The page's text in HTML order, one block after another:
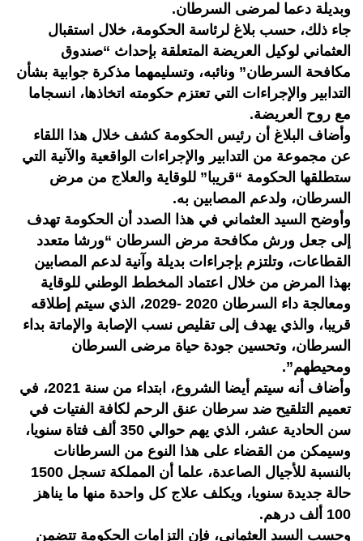
وبديلة دعما لمرضى السرطان.
جاء ذلك، حسب بلاغ لرئاسة الحكومة، خلال استقبال
العثماني لوكيل العريضة المتعلقة بإحداث “صندوق
مكافحة السرطان” ونائبه، وتسليمهما مذكرة جوابية بشأن
التدابير والإجراءات التي تعتزم حكومته اتخاذها، انسجاما
مع روح العريضة.
وأضاف البلاغ أن رئيس الحكومة كشف خلال هذا اللقاء
عن مجموعة من التدابير والإجراءات الواقعية والآنية التي
ستطلقها الحكومة “قريبا” للوقاية والعلاج من مرض
السرطان، ولدعم المصابين به.
وأوضح السيد العثماني في هذا الصدد أن الحكومة تهدف
إلى جعل ورش مكافحة مرض السرطان “ورشا متعدد
القطاعات، وتلتزم بإجراءات بديلة وآنية لدعم المصابين
بهذا المرض من خلال اعتماد المخطط الوطني للوقاية
ومعالجة داء السرطان 2020 -2029، الذي سيتم إطلاقه
قريبا، والذي يهدف إلى تقليص نسب الإصابة والإماتة بداء
السرطان، وتحسين جودة حياة مرضى السرطان
ومحيطهم”.
وأضاف أنه سيتم أيضا الشروع، ابتداء من سنة 2021، في
تعميم التلقيح ضد سرطان عنق الرحم لكافة الفتيات في
سن الحادية عشر، الذي يهم حوالي 350 ألف فتاة سنويا،
وسيمكن من القضاء على هذا النوع من السرطانات
بالنسبة للأجيال الصاعدة، علما أن المملكة تسجل 1500
حالة جديدة سنويا، ويكلف علاج كل واحدة منها ما يناهز
100 ألف درهم.
وحسب السيد العثماني، فإن التزامات الحكومة تتضمن